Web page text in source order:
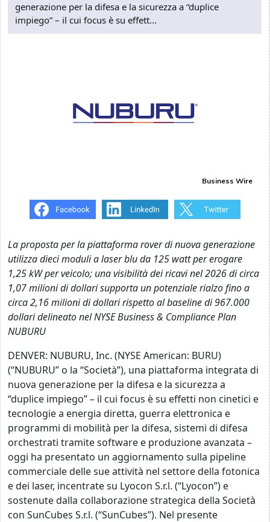
generazione per la difesa e la sicurezza a “duplice
impiego” – il cui focus è su effett...
Business Wire
La proposta per la piattaforma rover di nuova generazione
utilizza dieci moduli a laser blu da 125 watt per erogare
1,25 kW per veicolo; una visibilità dei ricavi nel 2026 di circa
1,07 milioni di dollari supporta un potenziale rialzo fino a
circa 2,16 milioni di dollari rispetto al baseline di 967.000
dollari delineato nel NYSE Business & Compliance Plan
NUBURU
DENVER: NUBURU, Inc. (NYSE American: BURU)
(“NUBURU” o la “Società”), una piattaforma integrata di
nuova generazione per la difesa e la sicurezza a
“duplice impiego” – il cui focus è su effetti non cinetici e
tecnologie a energia diretta, guerra elettronica e
programmi di mobilità per la difesa, sistemi di difesa
orchestrati tramite software e produzione avanzata –
oggi ha presentato un aggiornamento sulla pipeline
commerciale delle sue attività nel settore della fotonica
e dei laser, incentrate su Lyocon S.r.l. (“Lyocon”) e
sostenute dalla collaborazione strategica della Società
con SunCubes S.r.l. (“SunCubes”). Nel presente